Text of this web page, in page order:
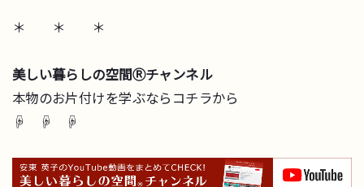
＊ ＊ ＊
美しい暮らしの空間Ⓡチャンネル
本物のお片付けを学ぶならコチラから
☟ ☟ ☟